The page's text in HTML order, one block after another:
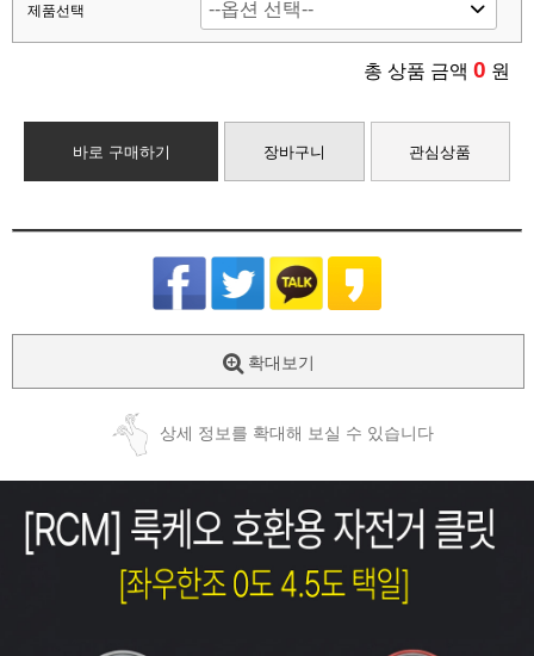
제품선택
총 상품 금액 0 원
바로 구매하기 장바구니 관심상품
확대보기
상세 정보를 확대해 보실 수 있습니다